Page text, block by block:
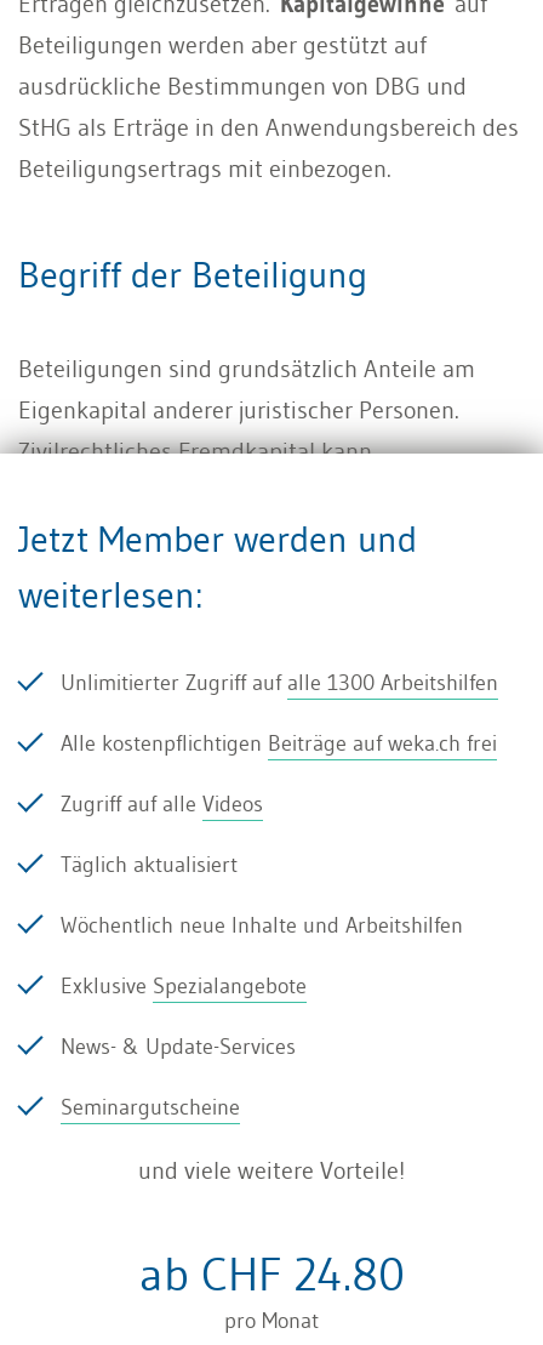
Beteiligungen werden aber gestützt auf
ausdrückliche Bestimmungen von DBG und
StHG als Erträge in den Anwendungsbereich des
Beteiligungsertrags mit einbezogen.
Begriff der Beteiligung
Beteiligungen sind grundsätzlich Anteile am
Eigenkapital anderer juristischer Personen.
Zivilrechtliches Fremdkapital kann
aufweisen, wenn es steuerlich als verdecktes
Eigenkapital der Schuldnerin qualifiziert (
DBG,Art. 24 Abs. 1 Bst.c
Aktien und Partizipationsscheine (von
Aktiengesellschaften)
Nennwerte; seit 1.1.2011)
Keine Beteiligungen sind demgegenüber etwa:
Darlehen und Vorschüsse
hybride Finanzierungsinstrumente
Jetzt Member werden und
weiterlesen:
Unlimitierter Zugriff auf alle 1300 Arbeitshilfen
Alle kostenpflichtigen Beiträge auf weka.ch frei
Zugriff auf alle Videos
Täglich aktualisiert
Wöchentlich neue Inhalte und Arbeitshilfen
Exklusive Spezialangebote
News- & Update-Services
Seminargutscheine
und viele weitere Vorteile!
ab CHF 24.80
pro Monat